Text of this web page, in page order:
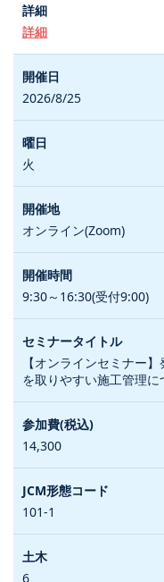
詳細
2026/8/25
火
オンライン(Zoom)
9:30～16:30(受付9:00)
【オンラインセミナー
を取りやすい施工管理に
14,300
101-1
6